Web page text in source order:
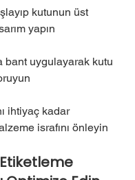
kutunun üst
yapın
bant uygulayarak kutu
ihtiyaç kadar
israfını önleyin